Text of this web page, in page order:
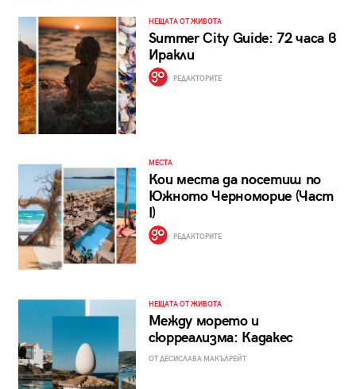
НЕЩАТА ОТ ЖИВОТА
Summer City Guide: 72 часа в
Иракли
РЕДАКТОРИТЕ
МЕСТА
Кои места да посетиш по
Южното Черноморие (Част
I)
РЕДАКТОРИТЕ
НЕЩАТА ОТ ЖИВОТА
Между морето и
сюрреализма: Кадакес
ОТ ДЕСИСЛАВА МАКЪЛРЕЙТ